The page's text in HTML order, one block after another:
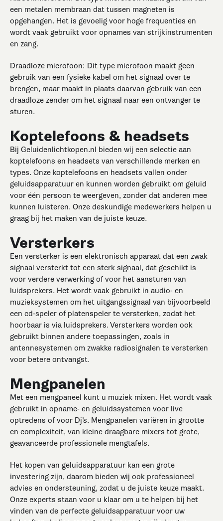
een metalen membraan dat tussen magneten is
opgehangen. Het is gevoelig voor hoge frequenties en
wordt vaak gebruikt voor opnames van strijkinstrumenten
en zang.
Draadloze microfoon: Dit type microfoon maakt geen
gebruik van een fysieke kabel om het signaal over te
brengen, maar maakt in plaats daarvan gebruik van een
draadloze zender om het signaal naar een ontvanger te
sturen.
Koptelefoons & headsets
Bij Geluidenlichtkopen.nl bieden wij een selectie aan
koptelefoons en headsets van verschillende merken en
types. Onze koptelefoons en headsets vallen onder
geluidsapparatuur en kunnen worden gebruikt om geluid
voor één persoon te weergeven, zonder dat anderen mee
kunnen luisteren. Onze deskundige medewerkers helpen u
graag bij het maken van de juiste keuze.
Versterkers
Een versterker is een elektronisch apparaat dat een zwak
signaal versterkt tot een sterk signaal, dat geschikt is
voor verdere verwerking of voor het aansturen van
luidsprekers. Het wordt vaak gebruikt in audio- en
muzieksystemen om het uitgangssignaal van bijvoorbeeld
een cd-speler of platenspeler te versterken, zodat het
hoorbaar is via luidsprekers. Versterkers worden ook
gebruikt binnen andere toepassingen, zoals in
antennesystemen om zwakke radiosignalen te versterken
voor betere ontvangst.
Mengpanelen
Met een mengpaneel kunt u muziek mixen. Het wordt vaak
gebruikt in opname- en geluidssystemen voor live
optredens of voor Dj’s. Mengpanelen variëren in grootte
en complexiteit, van kleine draagbare mixers tot grote,
geavanceerde professionele mengtafels.
Het kopen van geluidsapparatuur kan een grote
investering zijn, daarom bieden wij ook professioneel
advies en ondersteuning, zodat u de juiste keuze maakt.
Onze experts staan voor u klaar om u te helpen bij het
vinden van de perfecte geluidsapparatuur voor uw